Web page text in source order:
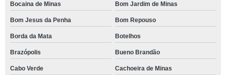
Bocaina de Minas Bom Jardim de Minas
Bom Jesus da Penha Bom Repouso
Borda da Mata Botelhos
Brazópolis Bueno Brandão
Cabo Verde Cachoeira de Minas